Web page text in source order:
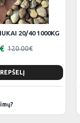
20/40 1000KG
120.00€